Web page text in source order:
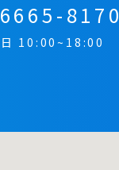
8170
日 10:00~18:00